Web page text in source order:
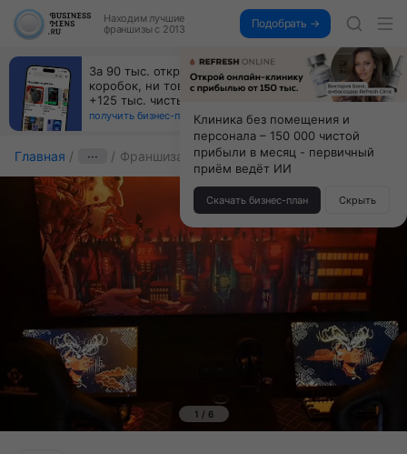
Находим лучшие
франшизы с 2013
Подобрать →
За 90 тыс. открой магазин на Авито, дома ни
коробок, ни товара, ни склада, зато каждый месяц
+125 тыс. чистыми
получить бизнес-план ↓
Главная ··· Франшиза ДАРК
1 / 6
Клиника без помещения и
персонала – 150 000 чистой
прибыли в месяц - первичный
приём ведёт ИИ
Скачать бизнес-план Скрыть